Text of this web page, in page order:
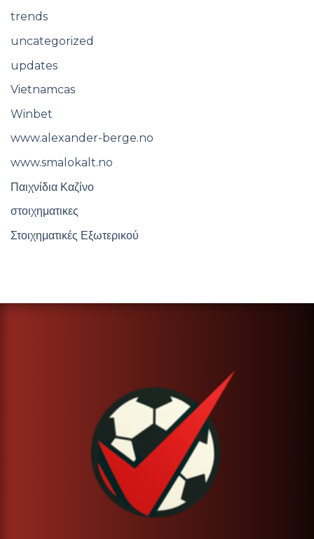
trends
uncategorized
updates
Vietnamcas
Winbet
www.alexander-berge.no
www.smalokalt.no
Παιχνίδια Καζίνο
στοιχηματικες
Στοιχηματικές Εξωτερικού